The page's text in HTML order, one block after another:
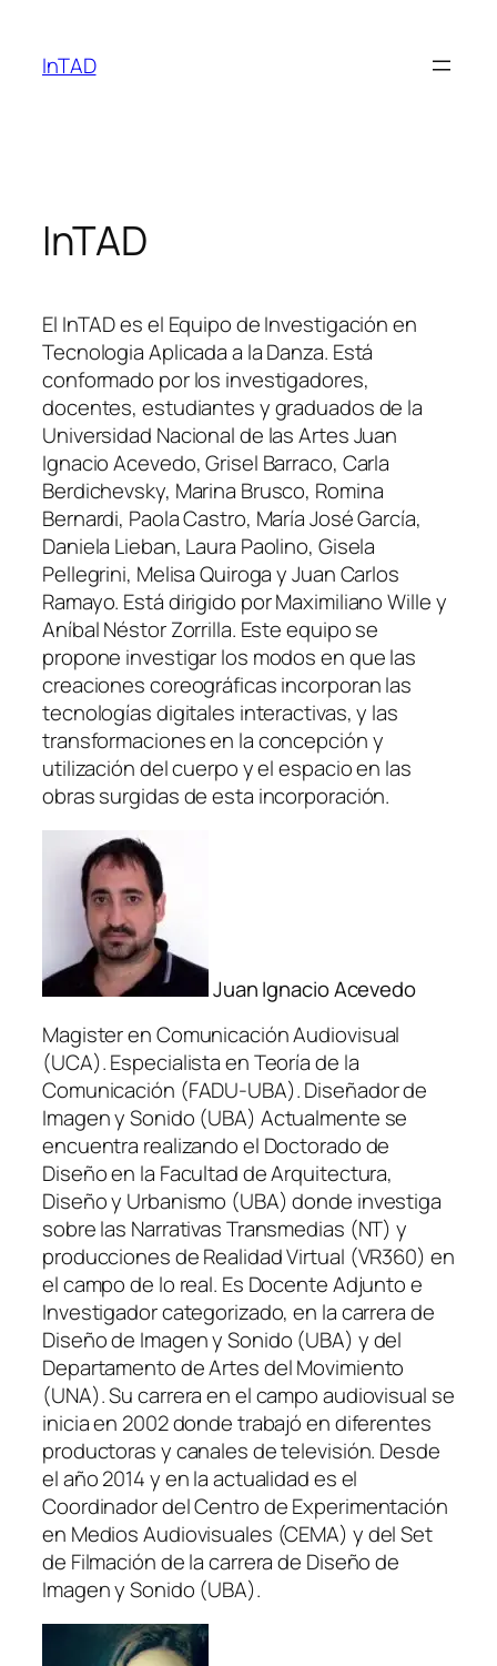
content
InTAD
InTAD
El InTAD es el Equipo de Investigación en
Tecnologia Aplicada a la Danza. Está
conformado por los investigadores,
docentes, estudiantes y graduados de la
Universidad Nacional de las Artes Juan
Ignacio Acevedo, Grisel Barraco, Carla
Berdichevsky, Marina Brusco, Romina
Bernardi, Paola Castro, María José García,
Daniela Lieban, Laura Paolino, Gisela
Pellegrini, Melisa Quiroga y Juan Carlos
Ramayo. Está dirigido por Maximiliano Wille y
Aníbal Néstor Zorrilla. Este equipo se
propone investigar los modos en que las
creaciones coreográficas incorporan las
tecnologías digitales interactivas, y las
transformaciones en la concepción y
utilización del cuerpo y el espacio en las
obras surgidas de esta incorporación.
Juan Ignacio Acevedo
Magister en Comunicación Audiovisual
(UCA). Especialista en Teoría de la
Comunicación (FADU-UBA). Diseñador de
Imagen y Sonido (UBA) Actualmente se
encuentra realizando el Doctorado de
Diseño en la Facultad de Arquitectura,
Diseño y Urbanismo (UBA) donde investiga
sobre las Narrativas Transmedias (NT) y
producciones de Realidad Virtual (VR360) en
el campo de lo real. Es Docente Adjunto e
Investigador categorizado, en la carrera de
Diseño de Imagen y Sonido (UBA) y del
Departamento de Artes del Movimiento
(UNA). Su carrera en el campo audiovisual se
inicia en 2002 donde trabajó en diferentes
productoras y canales de televisión. Desde
el año 2014 y en la actualidad es el
Coordinador del Centro de Experimentación
en Medios Audiovisuales (CEMA) y del Set
de Filmación de la carrera de Diseño de
Imagen y Sonido (UBA).